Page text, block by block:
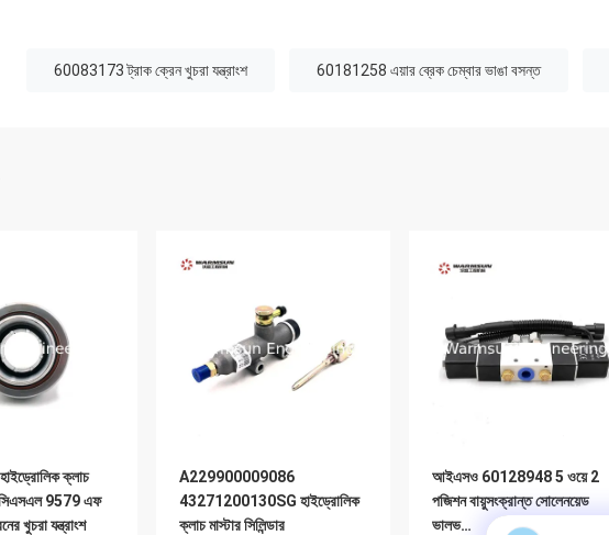
60083173 ট্রাক ক্রেন খুচরা যন্ত্রাংশ 60181258 এয়ার ব্রেক চেম্বার ভাঙা বসন্ত
ক্লাচ
সিএসএল 9579 এফ
খুচরা যন্ত্রাংশ
A229900009086
43271200130SG হাইড্রোলিক
ক্লাচ মাস্টার সিলিন্ডার
আইএসও 60128948 5 ওয়ে 2
পজিশন বায়ুসংক্রান্ত সোলেনয়েড
ভালভ